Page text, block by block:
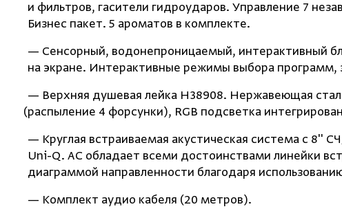
и фильтров, гасители гидроударов. Управление 7
Бизнес пакет. 5 ароматов в комплекте.
— Сенсорный, водонепроницаемый, интерактивный
на экране. Интерактивные режимы выбора программ,
— Верхняя душевая лейка H38908. Нержавеющая
(распыление 4 форсунки), RGB подсветка
— Круглая встраиваемая акустическая система с
Uni-Q. АС обладает всеми достоинствами линейки
диаграммой направленности благодаря
— Комплект аудио кабеля (20 метров).